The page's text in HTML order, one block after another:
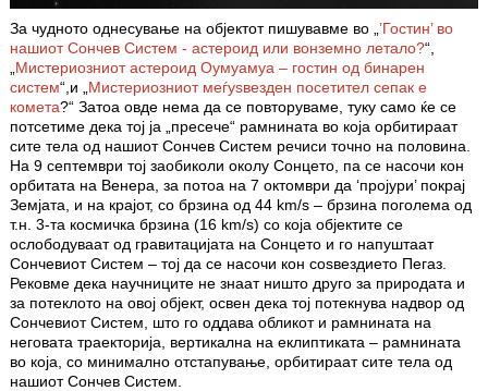
За чудното однесување на објектот пишувавме во „ ’Гостин’ во
нашиот Сончев Систем - астероид или вонземно летало?“,
Мистериозниот астероид Оумуамуа – гостин од бинарен
систем“,и „ Мистериозниот меѓуѕвезден посетител сепак е
комета?“ Затоа овде нема да се повторуваме, туку само ќе се
потсетиме дека тој ја „пресече“ рамнината во која орбитираат
сите тела од нашиот Сончев Систем речиси точно на полoвина.
На 9 септември тој заобиколи околу Сонцето, па се насочи кон
орбитата на Венера, за потоа на 7 октомври да ‘пројури’ покрај
Земјата, и на крајот, со брзина од 44 km/s – брзина поголема од
т.н. 3-та космичка брзина (16 km/s) со која објектите се
ослободуваат од гравитацијата на Сонцето и го напуштаат
Сончевиот Систем – тој да се насочи кон соѕвездието Пегаз.
Рековме дека научниците не знаат ништо друго за природата и
за потеклото на овој објект, освен дека тој потекнува надвор од
Сончевиот Систем, што го оддава обликот и рамнината на
неговата траекторија, вертикална на еклиптиката – рамнината
во која, со минимално отстапување, орбитираат сите тела од
нашиот Сончев Систем.